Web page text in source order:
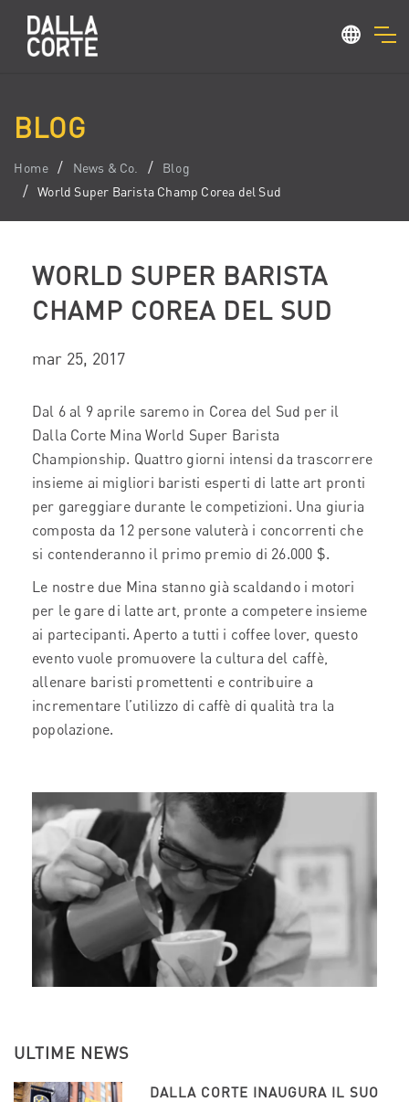
BLOG
Home News & Co.
Blog
World Super Barista Champ Corea del Sud
WORLD SUPER BARISTA
CHAMP COREA DEL SUD
mar 25, 2017
Dal 6 al 9 aprile saremo in Corea del Sud per il
Dalla Corte Mina World Super Barista
Championship. Quattro giorni intensi da trascorrere
insieme ai migliori baristi esperti di latte art pronti
per gareggiare durante le competizioni. Una giuria
composta da 12 persone valuterà i concorrenti che
si contenderanno il primo premio di 26.000 $.
Le nostre due Mina stanno già scaldando i motori
per le gare di latte art, pronte a competere insieme
ai partecipanti. Aperto a tutti i coffee lover, questo
evento vuole promuovere la cultura del caffè,
allenare baristi promettenti e contribuire a
incrementare l’utilizzo di caffè di qualità tra la
popolazione.
ULTIME NEWS
DALLA CORTE INAUGURA IL SUO